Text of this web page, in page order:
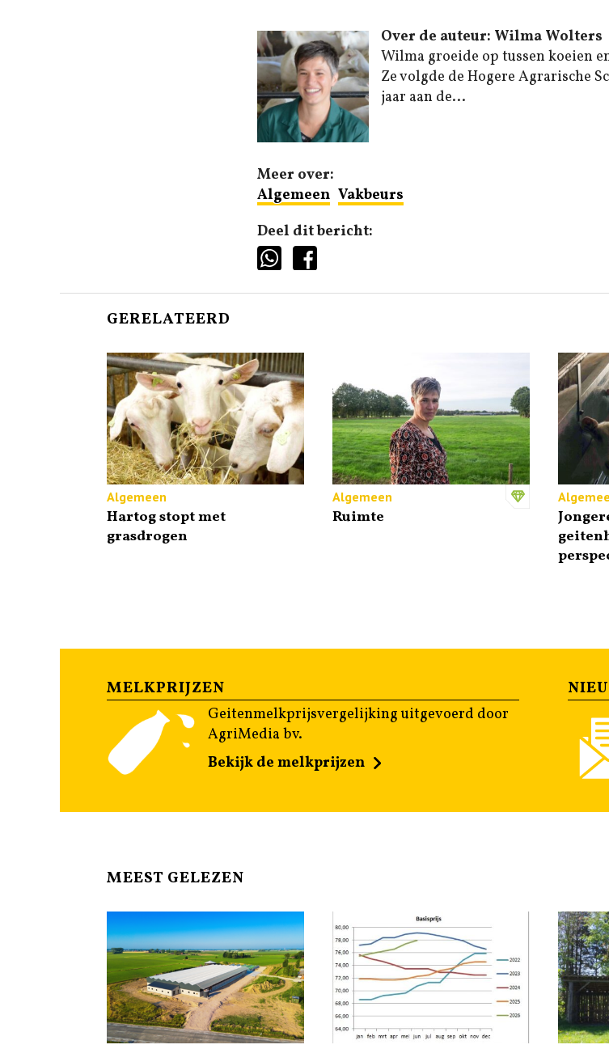
Over de auteur: Wilma Wolters
Wilma groeide op tussen koeien
Ze volgde de Hogere Agrarische
jaar aan de...
Meer over:
Algemeen Vakbeurs
Deel dit bericht:
GERELATEERD
Algemeen
Hartog stopt met
grasdrogen
Algemeen
Ruimte
MELKPRIJZEN
Geitenmelkprijsvergelijking uitgevoerd door
AgriMedia bv.
Bekijk de melkprijzen
MEEST GELEZEN